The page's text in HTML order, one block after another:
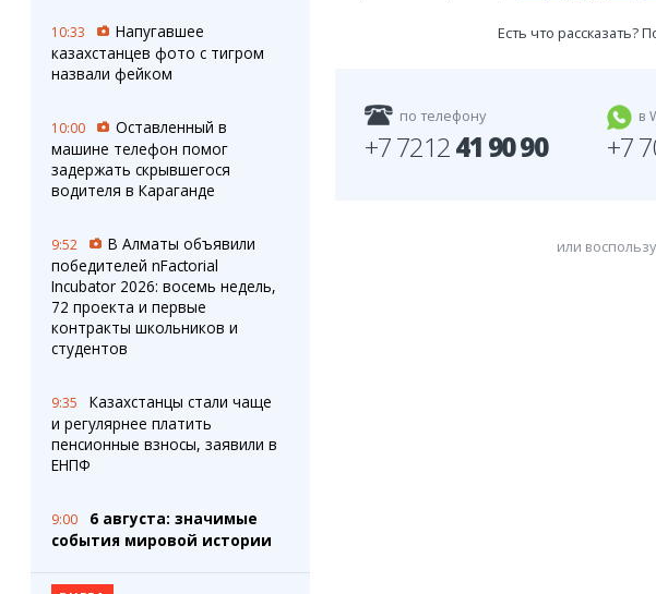
10:33
Напугавшее
казахстанцев фото с тигром
назвали фейком
10:00
Оставленный в
машине телефон помог
задержать скрывшегося
водителя в Караганде
9:52
В Алматы объявили
победителей nFactorial
Incubator 2026: восемь недель,
72 проекта и первые
контракты школьников и
студентов
9:35
Казахстанцы стали чаще
и регулярнее платить
пенсионные взносы, заявили в
ЕНПФ
9:00
6 августа: значимые
события мировой истории
Есть что
по телефону
+7 721241 90 90
в
+7
или